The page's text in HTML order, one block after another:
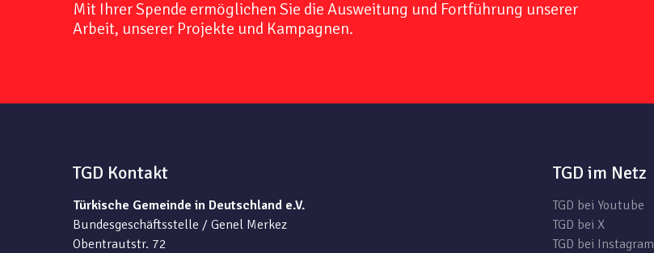
Mit Ihrer Spende ermöglichen Sie die Ausweitung und Fortführung unserer
Arbeit, unserer Projekte und Kampagnen.
TGD Kontakt
Türkische Gemeinde in Deutschland e.V.
Bundesgeschäftsstelle / Genel Merkez
Obentrautstr. 72
TGD im Netz
TGD bei Youtube
TGD bei X
TGD bei Instagram